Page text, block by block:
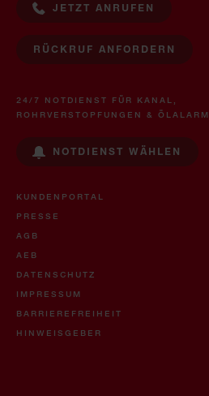
JETZT ANRUFEN
RÜCKRUF ANFORDERN
24/7 NOTDIENST FÜR KANAL,
ROHRVERSTOPFUNGEN & ÖLALARM
NOTDIENST WÄHLEN
KUNDENPORTAL
PRESSE
AGB
AEB
DATENSCHUTZ
IMPRESSUM
BARRIEREFREIHEIT
HINWEISGEBER